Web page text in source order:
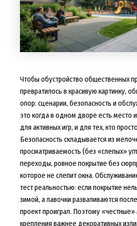
Чтобы обустройство общественных
превратилось в красивую картинку,
опор: сценарии, безопасность и
это когда в одном дворе есть место
для активных игр, и для тех, кто
Безопасность складывается из
просматриваемость (без «слепых»
переходы, ровное покрытие без
которое не слепит окна.
тест реальностью: если покрытие
зимой, а лавочки разваливаются
проект проиграл. Поэтому
крепления важнее декоративных